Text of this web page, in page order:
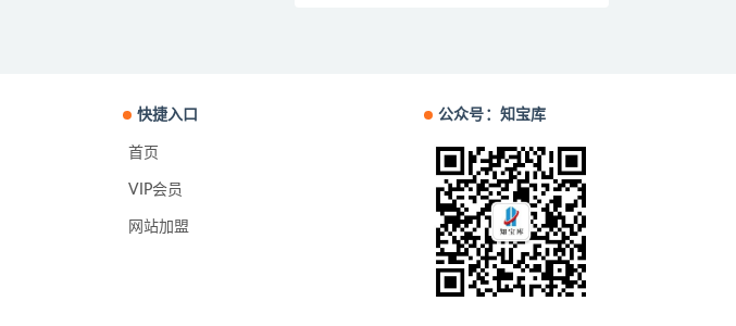
快捷入口
首页
VIP会员
网站加盟
公众号：知宝库